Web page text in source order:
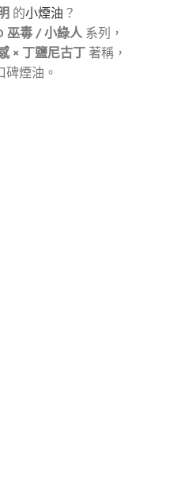
的小煙油？
巫毒 / 小綠人系列，
× 丁鹽尼古丁著稱，
煙油。